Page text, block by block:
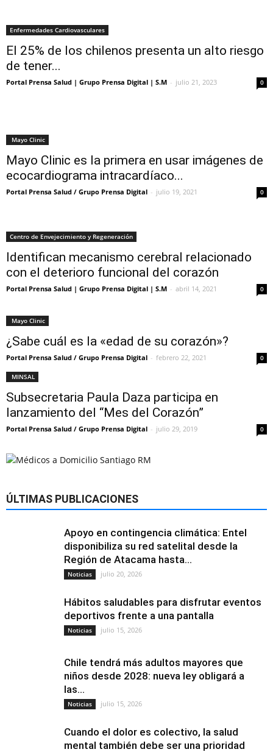
Enfermedades Cardiovasculares
El 25% de los chilenos presenta un alto riesgo
de tener...
Portal Prensa Salud | Grupo Prensa Digital | S.M - julio 21, 2023 0
Mayo Clinic
Mayo Clinic es la primera en usar imágenes de
ecocardiograma intracardíaco...
Portal Prensa Salud / Grupo Prensa Digital - julio 19, 2021 0
Centro de Envejecimiento y Regeneración
Identifican mecanismo cerebral relacionado
con el deterioro funcional del corazón
Portal Prensa Salud | Grupo Prensa Digital | S.M - abril 14, 2021 0
Mayo Clinic
¿Sabe cuál es la «edad de su corazón»?
Portal Prensa Salud / Grupo Prensa Digital - febrero 22, 2021 0
MINSAL
Subsecretaria Paula Daza participa en
lanzamiento del “Mes del Corazón”
Portal Prensa Salud / Grupo Prensa Digital - julio 29, 2019 0
ÚLTIMAS PUBLICACIONES
Apoyo en contingencia climática: Entel
disponibiliza su red satelital desde la
Región de Atacama hasta...
Noticias julio 20, 2026
Hábitos saludables para disfrutar eventos
deportivos frente a una pantalla
Noticias julio 15, 2026
Chile tendrá más adultos mayores que
niños desde 2028: nueva ley obligará a
las...
Noticias julio 15, 2026
Cuando el dolor es colectivo, la salud
mental también debe ser una prioridad